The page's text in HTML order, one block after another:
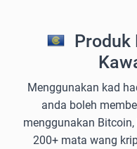
Produk
Menggunakan kad
anda boleh
menggunakan
200+ mata wang